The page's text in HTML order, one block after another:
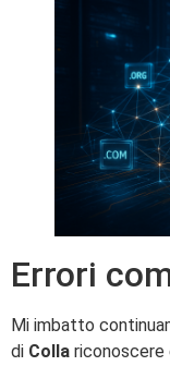
Errori
Mi imbatto
di Colla riconoscere